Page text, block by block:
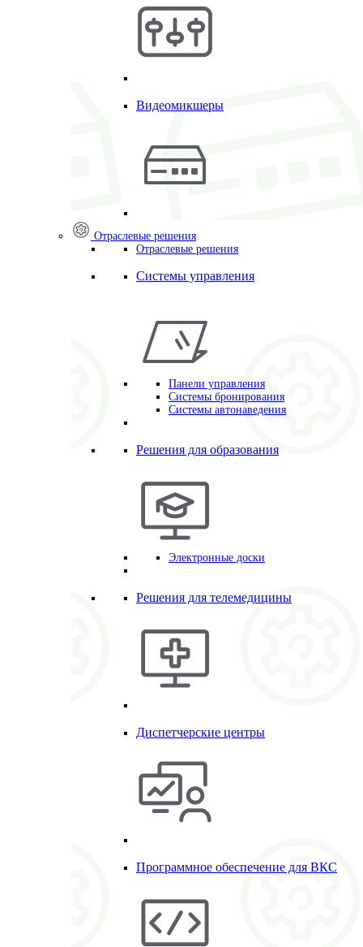
Видеомикшеры
Отраслевые решения
Отраслевые решения
Системы управления
Панели управления
Системы бронирования
Системы автонаведения
Решения для образования
Электронные доски
Решения для телемедицины
Диспетчерские центры
Программное обеспечение для ВКС